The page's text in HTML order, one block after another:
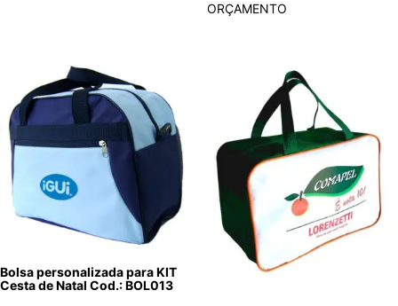
ORÇAMENTO
Bolsa personalizada para KIT
Cesta de Natal Cod.: BOL013